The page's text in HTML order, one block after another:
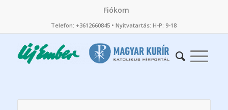
Fiókom
Telefon: +3612660845 • Nyitvatartás: H-P: 9-18